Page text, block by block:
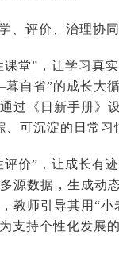
、评价、治理协
课堂”，让学习真
自省”的成长大
过《日新手册》
可沉淀的日常习
评价”，让成长有
源数据，生成动
教师引导其用“
支持个性化发展的